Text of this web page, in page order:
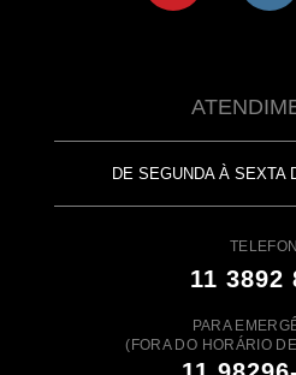
DE SEGUNDA À SEXTA
11 3892
PARA
(FORA DO HORÁRIO